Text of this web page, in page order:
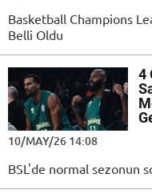
Basketball Champions
Belli Oldu
4
10/MAY/26 14:08
BSL'de normal sezonun